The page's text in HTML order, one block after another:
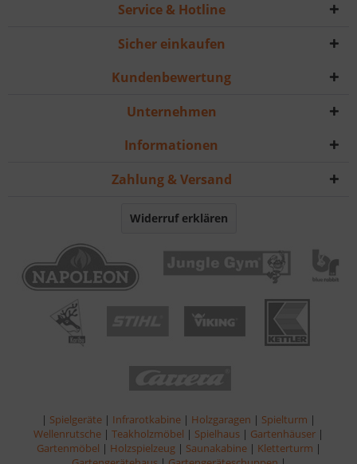
Service & Hotline
Sicher einkaufen
Kundenbewertung
Unternehmen
Informationen
Zahlung & Versand
Widerruf erklären
| Spielgeräte | Infrarotkabine | Holzgaragen | Spielturm |
Wellenrutsche | Teakholzmöbel | Spielhaus | Gartenhäuser |
Gartenmöbel | Holzspielzeug | Saunakabine | Kletterturm |